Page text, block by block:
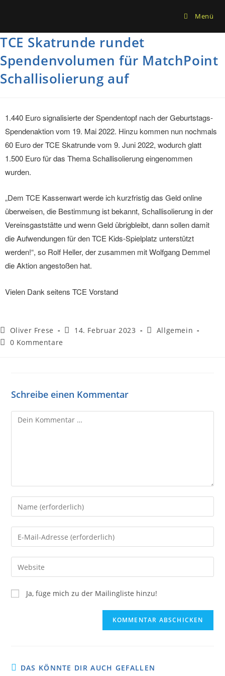
Menü
TCE Skatrunde rundet
Spendenvolumen für MatchPoint
Schallisolierung auf
1.440 Euro signalisierte der Spendentopf nach der Geburtstags-
Spendenaktion vom 19. Mai 2022. Hinzu kommen nun nochmals
60 Euro der TCE Skatrunde vom 9. Juni 2022, wodurch glatt
1.500 Euro für das Thema Schallisolierung eingenommen
wurden.
„Dem TCE Kassenwart werde ich kurzfristig das Geld online
überweisen, die Bestimmung ist bekannt, Schallisolierung in der
Vereinsgaststätte und wenn Geld übrigbleibt, dann sollen damit
die Aufwendungen für den TCE Kids-Spielplatz unterstützt
werden!“, so Rolf Heller, der zusammen mit Wolfgang Demmel
die Aktion angestoßen hat.
Vielen Dank seitens TCE Vorstand
Oliver Frese 14. Februar 2023
Allgemein
0 Kommentare
Schreibe einen Kommentar
Ja, füge mich zu der Mailingliste hinzu!
DAS KÖNNTE DIR AUCH GEFALLEN